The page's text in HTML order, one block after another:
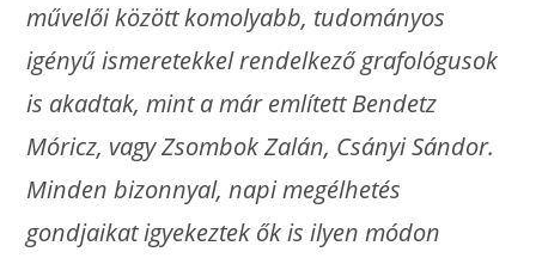
művelői között komolyabb, tudományos
igényű ismeretekkel rendelkező grafológusok
is akadtak, mint a már említett Bendetz
Móricz, vagy Zsombok Zalán, Csányi Sándor.
Minden bizonnyal, napi megélhetés
gondjaikat igyekeztek ők is ilyen módon